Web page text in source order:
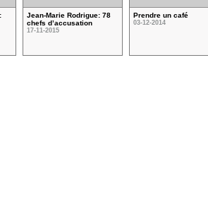
Jean-Marie Rodrigue: 78
chefs d’accusation
17-11-2015
Prendre un café
03-12-2014